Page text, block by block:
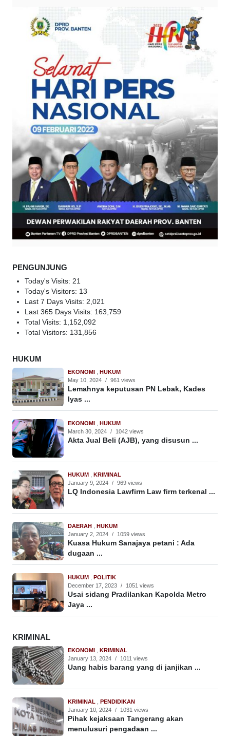
PENGUNJUNG
Today's Visits: 21
Today's Visitors: 13
Last 7 Days Visits: 2,021
Last 365 Days Visits: 163,759
Total Visits: 1,152,092
Total Visitors: 131,856
HUKUM
EKONOMI
HUKUM
May 10, 2024 / 961 views
Lemahnya keputusan PN Lebak, Kades
Iyas ...
EKONOMI
HUKUM
March 30, 2024 / 1042 views
Akta Jual Beli (AJB), yang disusun ...
HUKUM
KRIMINAL
January 9, 2024 / 969 views
LQ Indonesia Lawfirm Law firm terkenal ...
DAERAH
HUKUM
January 2, 2024 / 1059 views
Kuasa Hukum Sanajaya petani : Ada
dugaan ...
HUKUM
POLITIK
December 17, 2023 / 1051 views
Usai sidang Pradilankan Kapolda Metro
Jaya ...
KRIMINAL
EKONOMI
KRIMINAL
January 13, 2024 / 1011 views
Uang habis barang yang di janjikan ...
KRIMINAL
PENDIDIKAN
January 10, 2024 / 1031 views
Pihak kejaksaan Tangerang akan
menulusuri pengadaan ...